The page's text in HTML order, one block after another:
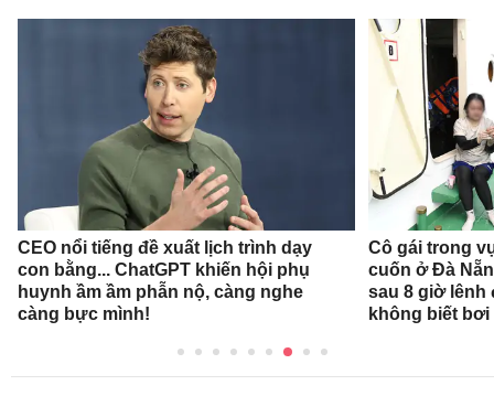
CEO nổi tiếng đề xuất lịch trình dạy
con bằng... ChatGPT khiến hội phụ
huynh ầm ầm phẫn nộ, càng nghe
càng bực mình!
Cô gái trong
cuốn ở Đà
sau 8 giờ lênh
không biết bơi